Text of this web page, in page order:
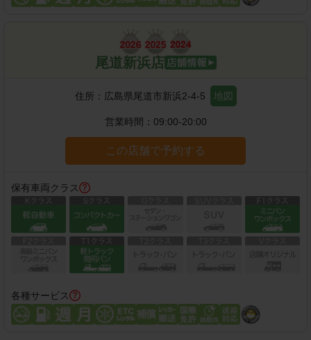
尾道新浜店
住所： 広島県尾道市新浜2-4-5 地図
営業時間： 09:00-20:00
この店舗で予約する
保有車両クラス
各種サービス